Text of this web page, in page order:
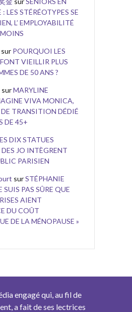
: LES STÉRÉOTYPES SE
L’ EMPLOYABILITÉ
sur POURQUOI LES
VIEILLIR PLUS
DE 50 ANS ?
surMARYLINE
VIVA MONICA,
TRANSITION DÉDIÉ
DE 45+
DIX STATUES
JO INTÈGRENT
PARISIEN
surSTÉPHANIE
SUIS PAS SÛRE QUE
AIENT
DU COÛT
DE LA MÉNOPAUSE »
engagé qui, au fil de
a fait de ses lectrices